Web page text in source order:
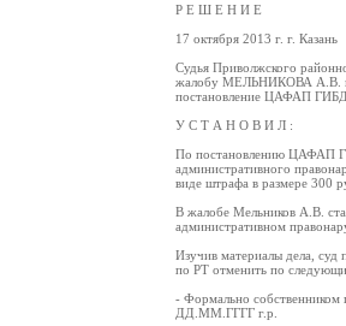
Р Е Ш Е Н И Е
17 октября 2013 г. г. Казань
Судья Приволжского
жалобу МЕЛЬНИКОВА А.В. в
постановление ЦАФАП
У С Т А Н О В И Л :
По постановлению ЦАФАП
административного
виде штрафа в размере 300
В жалобе Мельников А.В.
административном
Изучив материалы дела,
по РТ отменить по
- Формально собственником
ДД.ММ.ГГГГ г.р.